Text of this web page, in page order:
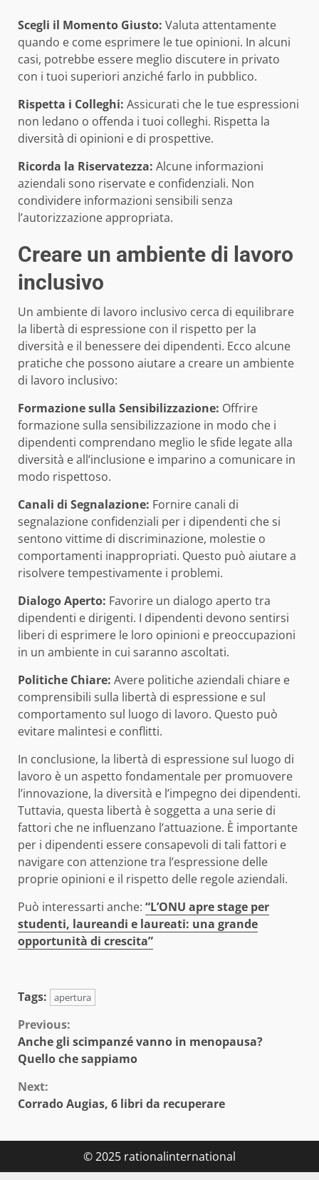
Scegli il Momento Giusto: Valuta attentamente
quando e come esprimere le tue opinioni. In alcuni
casi, potrebbe essere meglio discutere in privato
con i tuoi superiori anziché farlo in pubblico.
Rispetta i Colleghi: Assicurati che le tue espressioni
non ledano o offenda i tuoi colleghi. Rispetta la
diversità di opinioni e di prospettive.
Ricorda la Riservatezza: Alcune informazioni
aziendali sono riservate e confidenziali. Non
condividere informazioni sensibili senza
l’autorizzazione appropriata.
Creare un ambiente di lavoro
inclusivo
Un ambiente di lavoro inclusivo cerca di equilibrare
la libertà di espressione con il rispetto per la
diversità e il benessere dei dipendenti. Ecco alcune
pratiche che possono aiutare a creare un ambiente
di lavoro inclusivo:
Formazione sulla Sensibilizzazione: Offrire
formazione sulla sensibilizzazione in modo che i
dipendenti comprendano meglio le sfide legate alla
diversità e all’inclusione e imparino a comunicare in
modo rispettoso.
Canali di Segnalazione: Fornire canali di
segnalazione confidenziali per i dipendenti che si
sentono vittime di discriminazione, molestie o
comportamenti inappropriati. Questo può aiutare a
risolvere tempestivamente i problemi.
Dialogo Aperto: Favorire un dialogo aperto tra
dipendenti e dirigenti. I dipendenti devono sentirsi
liberi di esprimere le loro opinioni e preoccupazioni
in un ambiente in cui saranno ascoltati.
Politiche Chiare: Avere politiche aziendali chiare e
comprensibili sulla libertà di espressione e sul
comportamento sul luogo di lavoro. Questo può
evitare malintesi e conflitti.
In conclusione, la libertà di espressione sul luogo di
lavoro è un aspetto fondamentale per promuovere
l’innovazione, la diversità e l’impegno dei dipendenti.
Tuttavia, questa libertà è soggetta a una serie di
fattori che ne influenzano l’attuazione. È importante
per i dipendenti essere consapevoli di tali fattori e
navigare con attenzione tra l’espressione delle
proprie opinioni e il rispetto delle regole aziendali.
Può interessarti anche: “L’ONU apre stage per
studenti, laureandi e laureati: una grande
opportunità di crescita”
Tags: apertura
Continue
Reading
Previous:
Anche gli scimpanzé vanno in menopausa?
Quello che sappiamo
Next:
Corrado Augias, 6 libri da recuperare
© 2025 rationalinternational